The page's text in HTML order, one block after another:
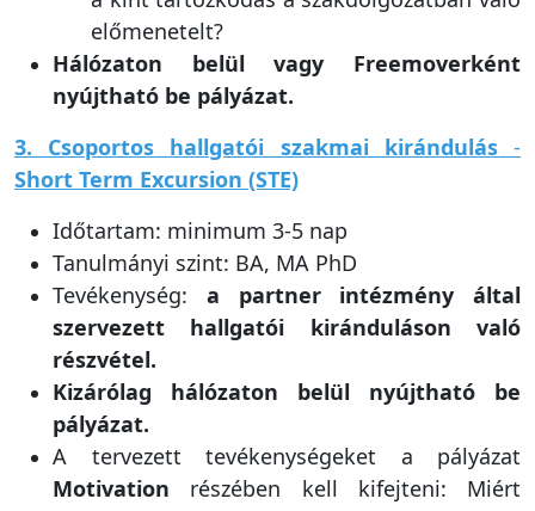
előmenetelt?
Hálózaton belül vagy Freemoverként
nyújtható be pályázat.
3. Csoportos hallgatói szakmai kirándulás
Short Term Excursion (STE)
Időtartam: minimum 3-5 nap
Tanulmányi szint: BA, MA PhD
Tevékenység:a partner intézmény által
szervezett hallgatói kiránduláson való
részvétel.
Kizárólag hálózaton belül nyújtható be
pályázat.
A tervezett tevékenységeket a pályázat
Motivationrészében kell kifejteni: Miért
szeretne részt venni? Miként fog hozzájárulni